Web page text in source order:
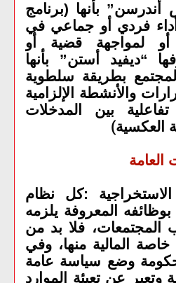
بأنها (برنامج
فردي أو جماعي في
لمواجهة قضية أو
“ديفيد أستن” بأنها
بطريقة سلطوية
والأنشطة الإلزامية
بين المدخلات
العكسية)
الاستخراجية :كل نظام
المعروفة يلزمه
فلا بد من
خاصة المالية منها، وفي
وضع سياسة عامة
وتعبر عن تعبئة الموارد